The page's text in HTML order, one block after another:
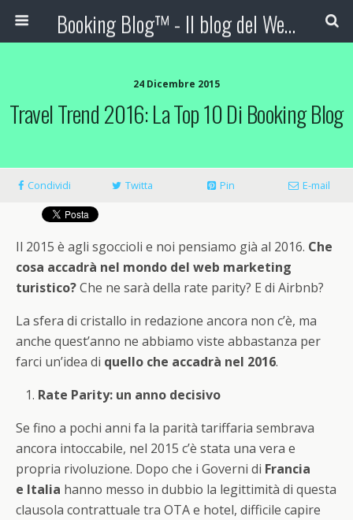
Booking Blog™ - Il blog del Web Marketing Turistico
24 Dicembre 2015
Travel Trend 2016: La Top 10 Di Booking Blog
Condividi Twitta Pin E-mail
Il 2015 è agli sgoccioli e noi pensiamo già al 2016. Che
cosa accadrà nel mondo del web marketing
turistico?Che ne sarà della rate parity? E di Airbnb?
La sfera di cristallo in redazione ancora non c’è, ma
anche quest’anno ne abbiamo viste abbastanza per
farci un’idea di quello che accadrà nel 2016.
Rate Parity: un anno decisivo
Se fino a pochi anni fa la parità tariffaria sembrava
ancora intoccabile, nel 2015 c’è stata una vera e
propria rivoluzione. Dopo che i Governi di Francia
e Italia hanno messo in dubbio la legittimità di questa
clausola contrattuale tra OTA e hotel, difficile capire